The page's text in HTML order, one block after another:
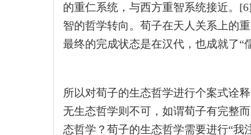
的重仁系统，与西方重智系统接近。
智的哲学转向。荀子在天人关系上的
最终的完成状态是在汉代，也成就了“
所以对荀子的生态哲学进行个案式诠
无生态哲学则不可，如谓荀子有完整
态哲学？荀子的生态哲学需要进行“我